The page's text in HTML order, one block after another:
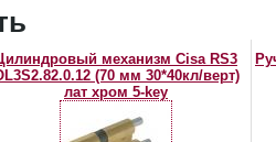
механизм Cisa RS3
(70 мм 30*40кл/верт)
лат хром 5-key